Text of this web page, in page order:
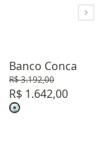
- COR PRETO
Banco Conca
R$ 3.192,00
R$ 1.642,00
Revestimento: